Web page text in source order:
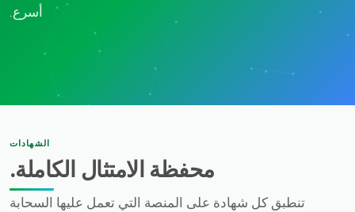
أسرع.
الشهادات
محفظة الامتثال الكاملة.
تنطبق كل شهادة على المنصة التي تعمل عليها السحابة